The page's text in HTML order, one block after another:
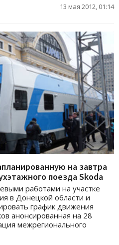
13 мая 2012, 01:14
на завтра
поезда Skoda
работами на участке
в Донецкой области и
график движения
анонсированная на 28
межрегионального